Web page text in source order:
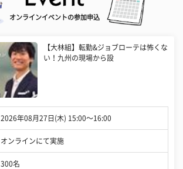
オンラインイベントの参加申込
【大林組】転勤&ジョブローテは怖くな
い！九州の現場から設
2026年08月27日(木) 15:00〜16:00
オンラインにて実施
300名